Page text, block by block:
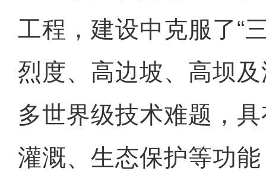
工程，建设中克服了“
烈度、高边坡、高坝
多世界级技术难题，
灌溉、生态保护等功